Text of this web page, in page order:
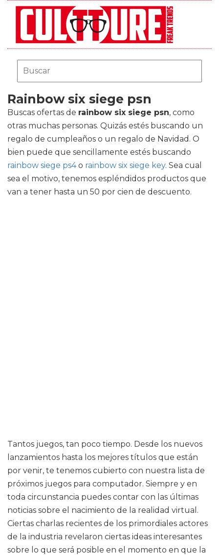
Rainbow six siege psn
Buscas ofertas de rainbow six siege psn, como
otras muchas personas. Quizás estés buscando un
regalo de cumpleaños o un regalo de Navidad. O
bien puede que sencillamente estés buscando
rainbow siege ps4o rainbow six siege key. Sea cual
sea el motivo, tenemos espléndidos productos que
van a tener hasta un 50 por cien de descuento.
Tantos juegos, tan poco tiempo. Desde los nuevos
lanzamientos hasta los mejores títulos que están
por venir, te tenemos cubierto con nuestra lista de
próximos juegos para computador. Siempre y en
toda circunstancia puedes contar con las últimas
noticias sobre el nacimiento de la realidad virtual.
Ciertas charlas recientes de los primordiales actores
de la industria revelaron ciertas ideas interesantes
sobre lo que será posible en el momento en que la